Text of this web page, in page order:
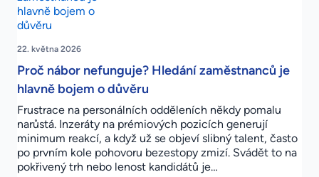
22. května 2026
Proč nábor nefunguje? Hledání zaměstnanců je
hlavně bojem o důvěru
Frustrace na personálních odděleních někdy pomalu
narůstá. Inzeráty na prémiových pozicích generují
minimum reakcí, a když už se objeví slibný talent, často
po prvním kole pohovoru bezestopy zmizí. Svádět to na
pokřivený trh nebo lenost kandidátů je…